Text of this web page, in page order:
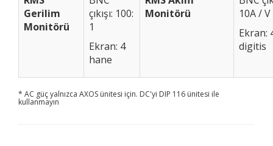
Gerilim
Monitörü
çıkışı: 100:
1
Ekran: 4
hane
Monitörü
10A / V
Ekran:
digitis
* AC güç yalnızca AXOS ünitesi için. DC'yi DIP 116 ünitesi ile
kullanmayın